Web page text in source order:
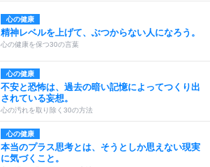
心の健康
精神レベルを上げて、ぶつからない人になろう。
心の健康を保つ30の言葉
心の健康
不安と恐怖は、過去の暗い記憶によってつくり出
されている妄想。
心の汚れを取り除く30の方法
心の健康
本当のプラス思考とは、そうとしか思えない現実
に気づくこと。